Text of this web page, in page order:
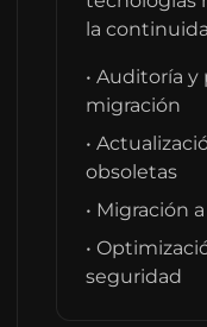
la
• Auditoría
migración
•
obsoletas
• Migración
•
seguridad